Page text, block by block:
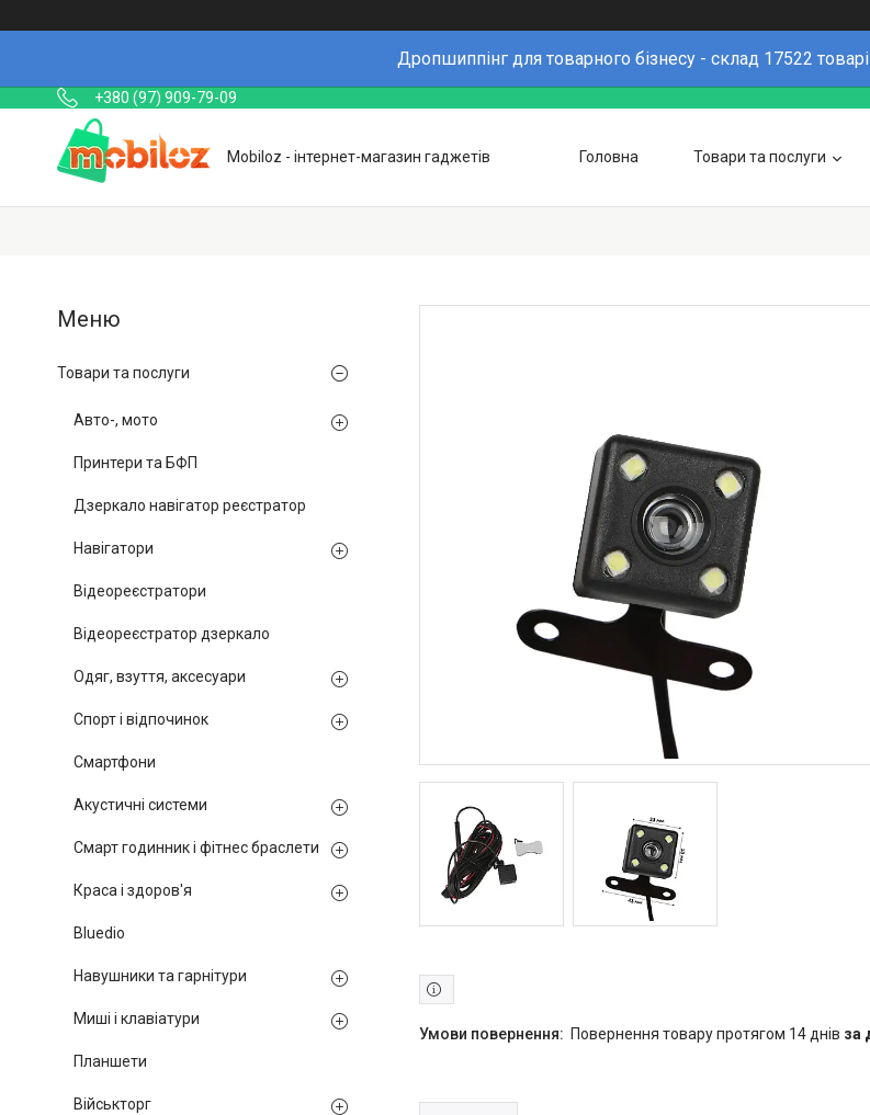
Дропшиппінг для товарного бізнесу - склад 17522
+380 (97) 909-79-09
Mobiloz - інтернет-магазин гаджетів Головна Товари та послуги
повернення товару протягом 14 днів за
Товари та послуги
Авто-, мото
Принтери та БФП
Дзеркало навігатор реєстратор
Навігатори
Відеореєстратори
Відеореєстратор дзеркало
Одяг, взуття, аксесуари
Спорт і відпочинок
Смартфони
Акустичні системи
Смарт годинник і фітнес браслети
Краса і здоров'я
Bluedio
Навушники та гарнітури
Миші і клавіатури
Планшети
Військторг